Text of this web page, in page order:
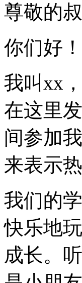
尊敬的
你们好！
我叫xx
在这里
间参加
来表示
我们的
快乐地
成长。